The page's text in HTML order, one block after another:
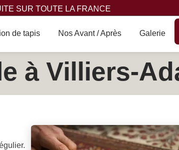
SUR TOUTE LA FRANCE
de tapis Nos Avant / Après Galerie
à Villiers-